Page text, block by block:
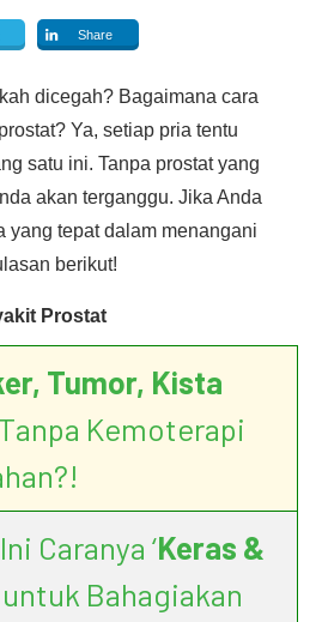
Share
dicegah? Bagaimana cara
Ya, setiap pria tentu
satu ini. Tanpa prostat yang
akan terganggu. Jika Anda
yang tepat dalam menangani
berikut!
Prostat
Tumor, Kista
Kemoterapi
Caranya ‘Keras &
untuk Bahagiakan